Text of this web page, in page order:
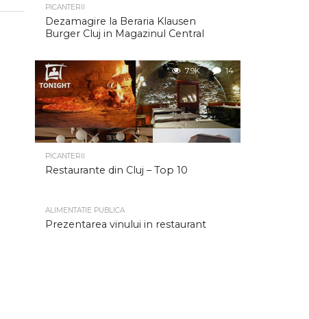
PICANTERII
Dezamagire la Beraria Klausen
Burger Cluj in Magazinul Central
7.9K 14
PICANTERII
Restaurante din Cluj – Top 10
ALIMENTATIE PUBLICA
Prezentarea vinului in restaurant